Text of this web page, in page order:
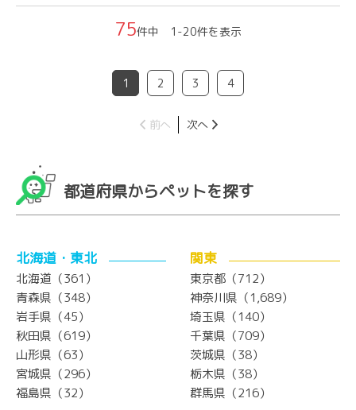
75件中 1-20件を表示
1 2 3 4
前へ 次へ
都道府県からペットを探す
北海道・東北
北海道（361）
青森県（348）
岩手県（45）
秋田県（619）
山形県（63）
宮城県（296）
福島県（32）
関東
東京都（712）
神奈川県（1,689）
埼玉県（140）
千葉県（709）
茨城県（38）
栃木県（38）
群馬県（216）